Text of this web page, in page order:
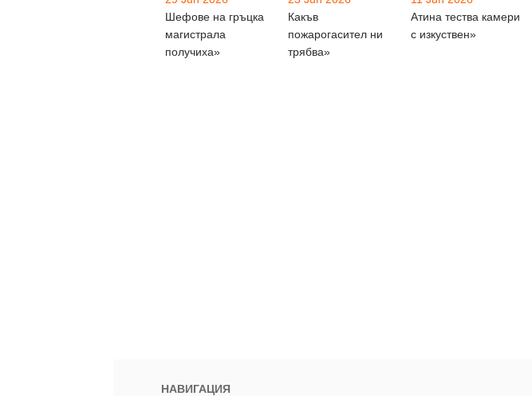
Шефове на гръцка
магистрала
получиха»
Какъв
пожарогасител ни
трябва»
Атина тества камери
с изкуствен»
НАВИГАЦИЯ